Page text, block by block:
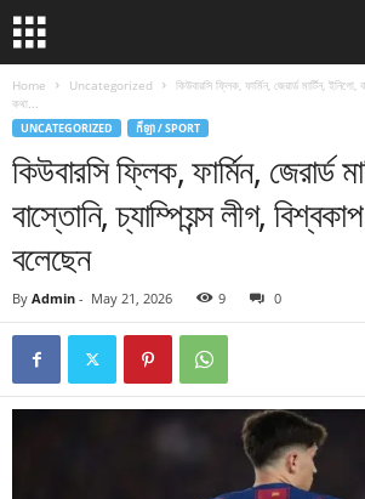
Home Uncategorized
কিউবারসি ফ্লিক, ফার্মিন, জেরার্ড মার্টিন,
কথা...
UNCATEGORIZED កីឡា / SPORT
কিউবারসি ফ্লিক, ফার্মিন, জেরার্ড
বাস্তোনি, চ্যাম্পিয়ন্স লীগ,
বলেছেন
By Admin - May 21, 2026 9 0